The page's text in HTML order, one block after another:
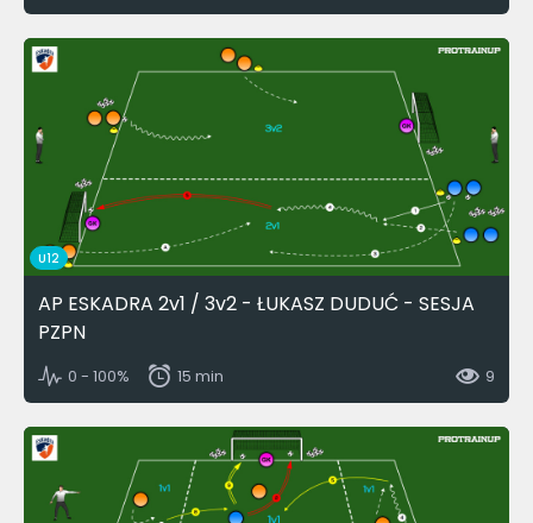
U12
AP ESKADRA 2v1 / 3v2 - ŁUKASZ DUDUĆ - SESJA
PZPN
0 - 100% 15 min 9